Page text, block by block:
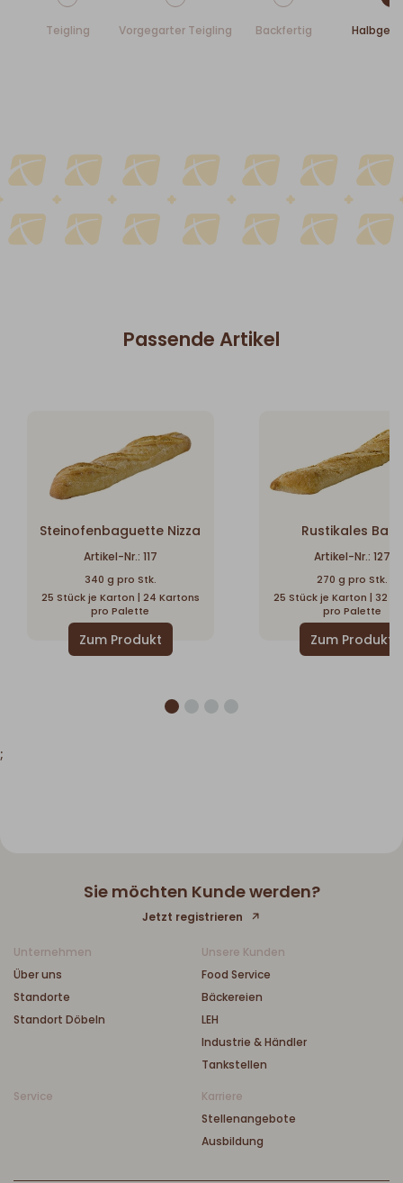
Teigling Vorgegarter Teigling Backfertig
Passende Artikel
Steinofenbaguette Nizza
Artikel-Nr.: 117
340 g pro Stk.
25 Stück je Karton | 24 Kartons
pro Palette
Rustikales Bara
Artikel-Nr.: 127
270 g pro Stk.
25 Stück je Karton | 32
pro Palette
;
Sie möchten Kunde werden?
Jetzt registrieren
Unternehmen
Über uns
Standorte
Standort Döbeln
Unsere Kunden
Food Service
Bäckereien
LEH
Industrie & Händler
Tankstellen
Service
Karriere
Stellenangebote
Ausbildung